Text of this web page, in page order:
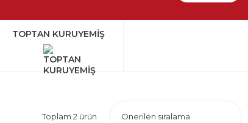
TOPTAN KURUYEMİŞ
Toplam 2 ürün